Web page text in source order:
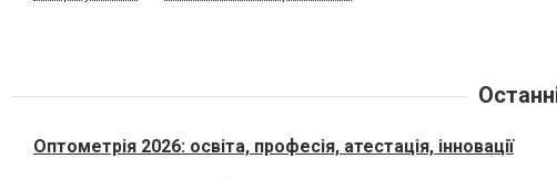
Оптометрія 2026: освіта, професія, атестація, інновації